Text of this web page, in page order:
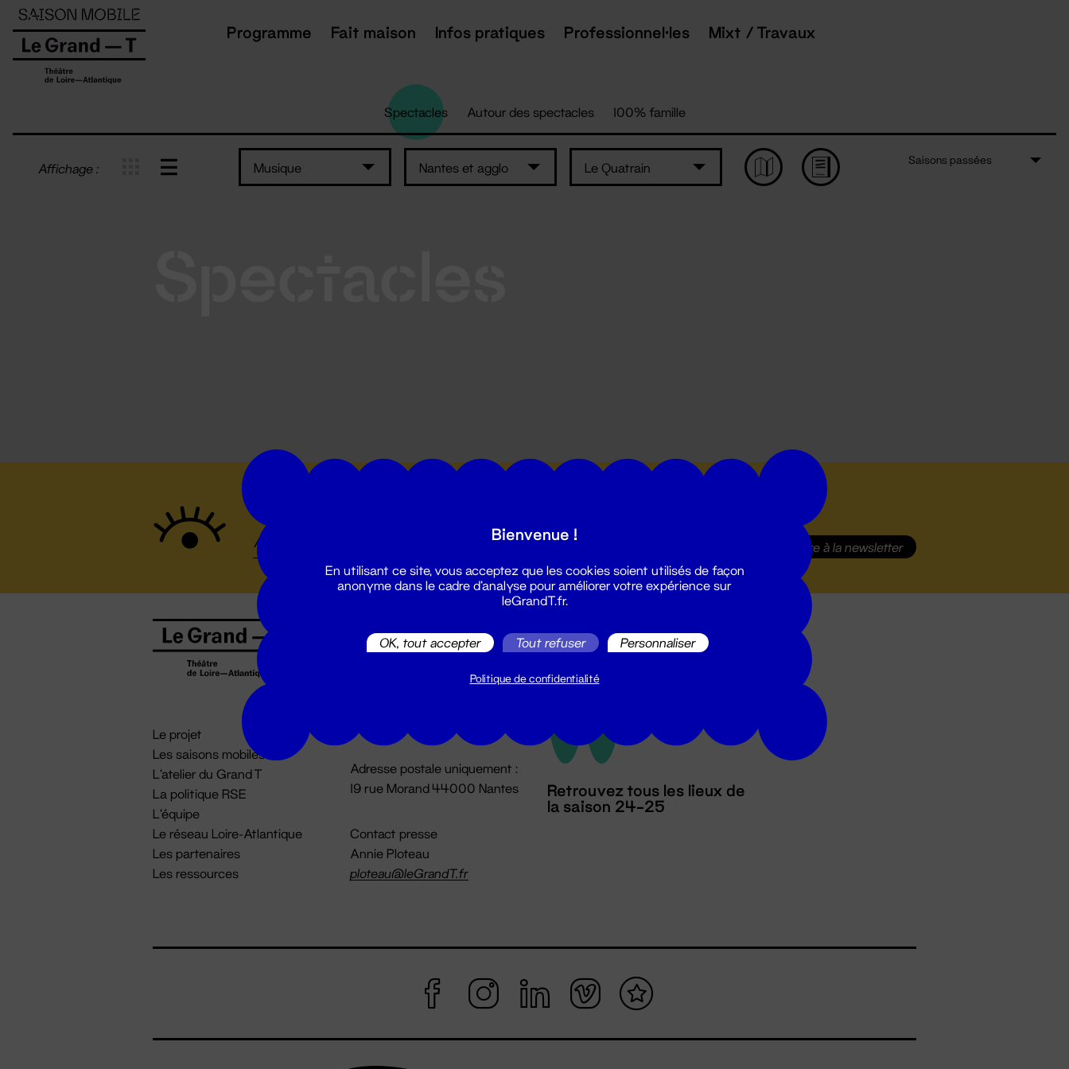
Programme Fait maison Infos pratiques Professionnel·les Mixt / Travaux
Spectacles Autour des spectacles 100% famille
Affichage : Musique Nantes et agglo Le Quatrain
Saisons passées
S'inscrire à la newsletter
Le projet
Les saisons mobiles
L'atelier du Grand T
La politique RSE
L'équipe
Le réseau Loire-Atlantique
Les partenaires
Les ressources
02 51 88 25 25
Du lundi au vendredi 14h → 18h
Adresse postale uniquement :
19 rue Morand 44000 Nantes
Contact presse
Annie Ploteau
ploteau@leGrandT.fr
Retrouvez tous les lieux de
la saison 24-25
Panneau de gestion des cookies
Bienvenue !
En utilisant ce site, vous acceptez que les cookies soient utilisés de façon
anonyme dans le cadre d'analyse pour améliorer votre expérience sur
leGrandT.fr.
OK, tout accepter Tout refuser Personnaliser
Politique de confidentialité